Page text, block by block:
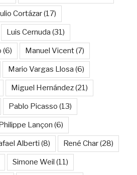
Cortázar(17)
Luis Cernuda (31)
(6) Manuel Vicent(7)
Mario Vargas Llosa (6)
Miguel Hernández(21)
Pablo Picasso (13)
Lançon (6)
Alberti (8) René Char(28)
Simone Weil (11)